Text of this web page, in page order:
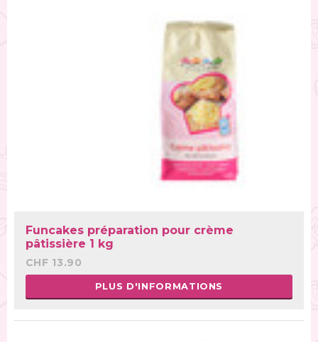
Funcakes préparation pour crème
pâtissière 1 kg
CHF 13.90
PLUS D'INFORMATIONS